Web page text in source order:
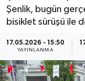
Şenlik, bugün
bisiklet sürüşü ile
17.05.2026 - 15:50
YAYINLANMA
ÇEVRE
Dış Haberler
Dünya